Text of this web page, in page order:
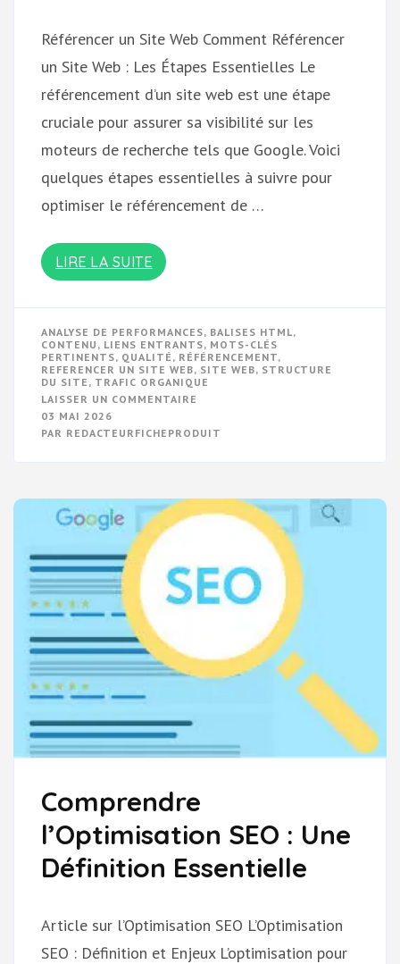
Référencer un Site Web Comment Référencer
un Site Web : Les Étapes Essentielles Le
référencement d’un site web est une étape
cruciale pour assurer sa visibilité sur les
moteurs de recherche tels que Google. Voici
quelques étapes essentielles à suivre pour
optimiser le référencement de …
LIRE LA SUITE
ANALYSE DE PERFORMANCES, BALISES HTML,
CONTENU , LIENS ENTRANTS, MOTS-CLÉS
PERTINENTS, QUALITÉ , RÉFÉRENCEMENT,
REFERENCER UN SITE WEB, SITE WEB, STRUCTURE
DU SITE , TRAFIC ORGANIQUE
LAISSER UN COMMENTAIRE
RÉFÉRENCER
ÉTAPES
ESSENTIELLES
03 MAI 2026
PAR REDACTEURFICHEPRODUIT
Comprendre
l’Optimisation SEO : Une
Définition Essentielle
Article sur l’Optimisation SEO L’Optimisation
SEO : Définition et Enjeux L’optimisation pour